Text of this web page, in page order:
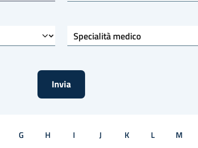
Specialità medico
G H I J K L M